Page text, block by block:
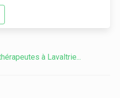
à Lavaltrie...